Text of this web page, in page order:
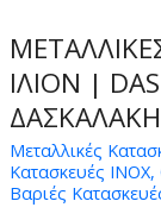
ΙΛΙΟΝ |
Μεταλλικές
Κατασκευές INOX,
Βαριές